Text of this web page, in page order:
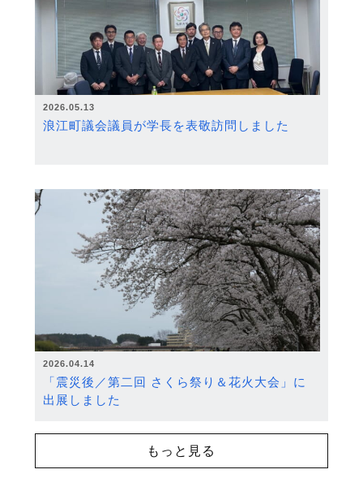
2026.05.13
浪江町議会議員が学長を表敬訪問しました
2026.04.14
「震災後／第二回 さくら祭り＆花火大会」に
出展しました
もっと見る